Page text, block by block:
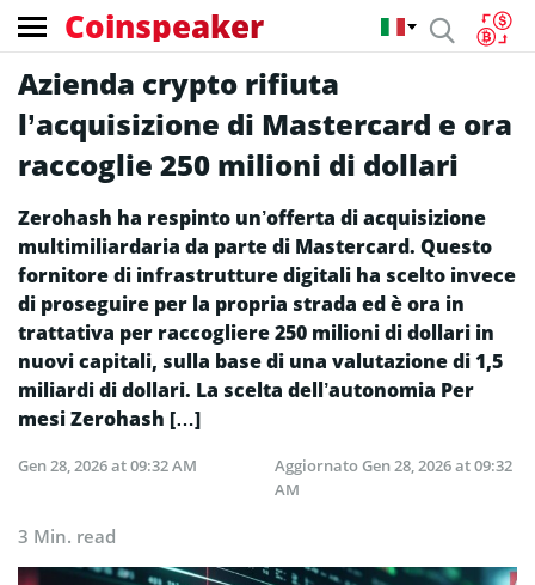
Coinspeaker
Azienda crypto rifiuta
l’acquisizione di Mastercard e ora
raccoglie 250 milioni di dollari
Zerohash ha respinto un’offerta di acquisizione
multimiliardaria da parte di Mastercard. Questo
fornitore di infrastrutture digitali ha scelto invece
di proseguire per la propria strada ed è ora in
trattativa per raccogliere 250 milioni di dollari in
nuovi capitali, sulla base di una valutazione di 1,5
miliardi di dollari. La scelta dell’autonomia Per
mesi Zerohash […]
Gen 28, 2026 at 09:32 AM AggiornatoGen 28, 2026 at 09:32
AM
3 Min. read